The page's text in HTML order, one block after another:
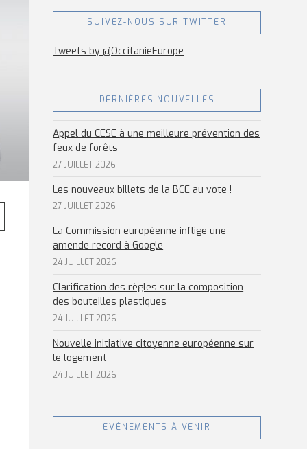
SUIVEZ-NOUS SUR TWITTER
Tweets by @OccitanieEurope
DERNIÈRES NOUVELLES
Appel du CESE à une meilleure prévention des
feux de forêts
27 JUILLET 2026
Les nouveaux billets de la BCE au vote !
27 JUILLET 2026
La Commission européenne inflige une
amende record à Google
24 JUILLET 2026
Clarification des règles sur la composition
des bouteilles plastiques
24 JUILLET 2026
Nouvelle initiative citoyenne européenne sur
le logement
24 JUILLET 2026
EVÈNEMENTS À VENIR